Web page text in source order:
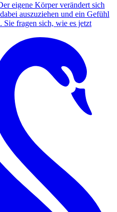
eigene Körper verändert sich
auszuziehen und ein Gefühl
fragen sich, wie es jetzt